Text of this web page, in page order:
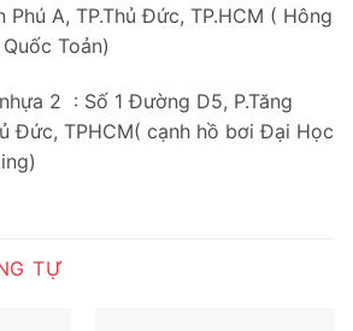
Phú A, TP.Thủ Đức, TP.HCM ( Hông
Toản)
2 : Số 1 Đường D5, P.Tăng
Đức, TPHCM( cạnh hồ bơi Đại Học
TỰ